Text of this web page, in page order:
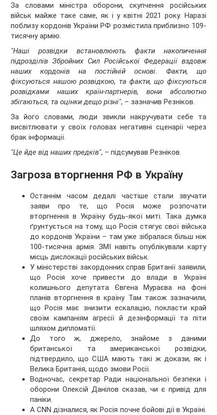
За словами міністра оборони, скупчення російських
військ майже таке саме, як і у квітні 2021 року. Наразі
поблизу кордонів України РФ розмістила приблизно 109-
тисячну армію.
"Наші розвідки встановлюють факти накопичення
підрозділів Збройних Сил Російської Федерації вздовж
наших кордонів на постійній основі. Факти, що
фіксуються нашою розвідкою, та факти, що фіксуються
розвідками наших країн-партнерів, вони абсолютно
збігаються, та оцінки дещо різні", – зазначив Резніков.
За його словами, люди звикли накручувати себе та
висвітлювати у своїх головах негативні сценарії через
брак інформації.
"Це йде від наших предків", – підсумував Резніков.
Загроза вторгнення РФ в Україну
Останнім часом дедалі частіше стали звучати
заяви про те, що Росія може розпочати
вторгнення в Україну будь-якої миті. Така думка
ґрунтується на тому, що Росія стягує свої війська
до кордонів України – там уже зібралася більш ніж
100-тисячна армія. ЗМІ навіть опублікували карту
місць дислокації російських військ.
У міністерстві закордонних справ Британії заявили,
що Росія хоче привести до влади в Україні
колишнього депутата Євгена Мураєва на фоні
планів вторгнення в країну. Там також зазначили,
що Росія має знизити ескалацію, покласти край
своїм кампаніям агресії й дезінформації та піти
шляхом дипломатії.
До того ж, джерело, знайоме з даними
британської та американської розвідки,
підтвердило, що США мають такі ж докази, як і
Велика Британія, щодо змови Росії.
Водночас, секретар Ради національної безпеки і
оборони Олексій Данілов сказав, чи є привід для
паніки.
А CNN дізналися, як Росія почне бойові дії в Україні.